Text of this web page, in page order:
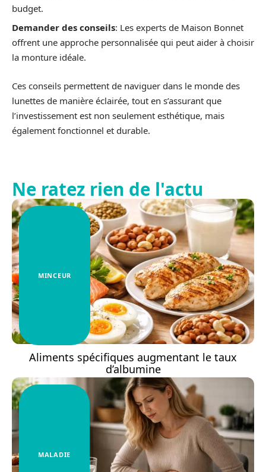
budget.
Demander des conseils: Les experts de Maison Bonnet
offrent une approche personnalisée qui peut aider à choisir
la monture idéale.
Ces conseils permettent de naviguer dans le monde des
lunettes de manière éclairée, tout en s’assurant que
l’investissement est non seulement esthétique, mais
également fonctionnel et durable.
Ne ratez rien de l'actu
MINCEUR
Aliments spécifiques augmentant le taux
d’albumine
MALADIE